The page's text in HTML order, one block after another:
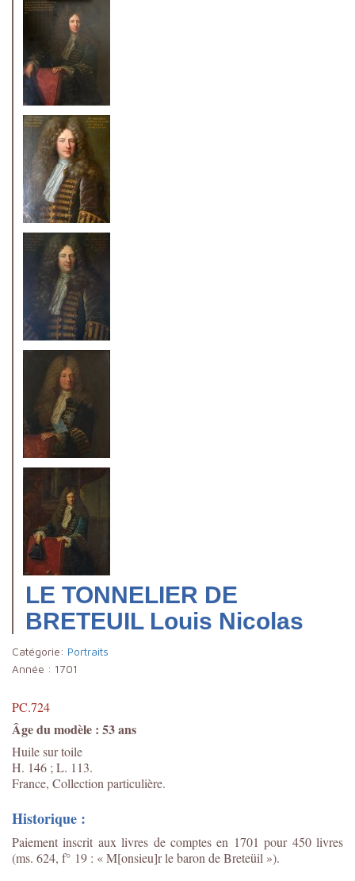
LE TONNELIER DE
BRETEUIL Louis Nicolas
Catégorie: Portraits
Année : 1701
PC.724
Âge du modèle : 53 ans
Huile sur toile
H. 146 ; L. 113.
France, Collection particulière.
Historique :
Paiement inscrit aux livres de comptes en 1701 pour 450 livres
(ms. 624, f° 19 : « M[onsieu]r le baron de Breteüil »).